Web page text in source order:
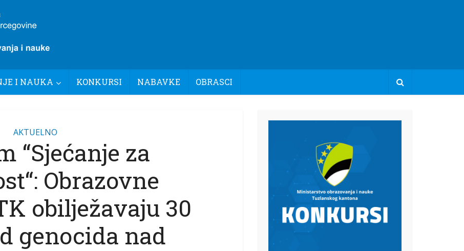
I NAUKA KONKURSI NABAVKE OBRASCI
AKTUELNO
“Sjećanje za
Obrazovne
obilježavaju 30
genocida nad